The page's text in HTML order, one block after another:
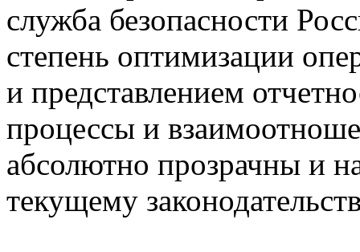
служба безопасности
степень оптимизации
и представлением
процессы и
абсолютно прозрачны и
текущему